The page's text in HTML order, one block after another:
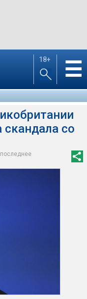
18+ ☰
скандала со
последнее